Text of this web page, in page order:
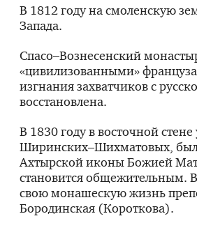
В 1812 году на смоленскую
Запада.
Спасо–Вознесенский
«цивилизованными»
изгнания захватчиков с
восстановлена.
В 1830 году в восточной
Ширинских–Шихматовых,
Ахтырской иконы Божией
становится общежительным.
свою монашескую жизнь
Бородинская (Короткова).